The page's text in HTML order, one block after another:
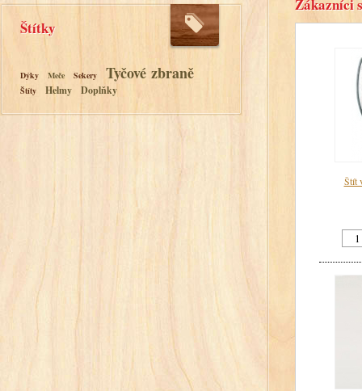
Štítky
Dýky Meče Sekery Tyčové zbraně
Štíty Helmy Doplňky
Zákazníci
Štít